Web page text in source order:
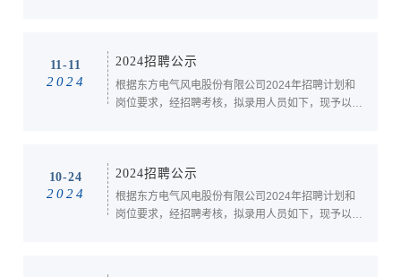
工：林峻涛，27岁，大专，云南能源职业技术学
院，机电一体化技术。风电运行检修工：周帅帅，
25岁，...
11-11
2024
2024招聘公示
根据东方电气风电股份有限公司2024年招聘计划和
岗位要求，经招聘考核，拟录用人员如下，现予以公
dffdjw@dongfang.com。 序号姓名学历
毕业学校专业1张进宝本科重庆大学...
10-24
2024
2024招聘公示
根据东方电气风电股份有限公司2024年招聘计划和
岗位要求，经招聘考核，拟录用人员如下，现予以公